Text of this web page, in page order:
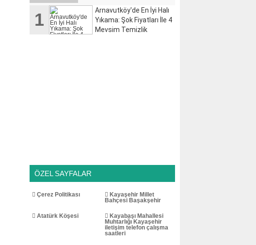
1
Arnavutköy'de En İyi Halı
Yıkama: Şok Fiyatları İle 4
Mevsim Temizlik
ÖZEL SAYFALAR
Çerez Politikası
Kayaşehir Millet
Bahçesi Başakşehir
Atatürk Köşesi
Kayabaşı Mahallesi
Muhtarlığı Kayaşehir
iletişim telefon çalışma
saatleri